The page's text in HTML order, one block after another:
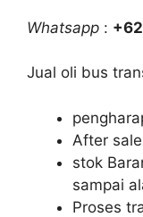
Whatsapp :
Jual oli bus
After
stok
sampai
Proses